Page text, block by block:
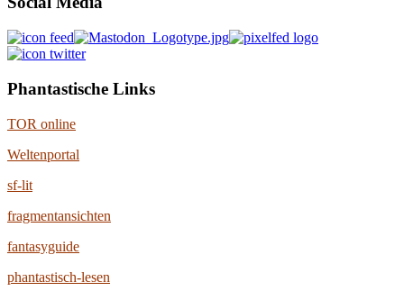
Phantastische Links
TOR online
Weltenportal
sf-lit
fragmentansichten
fantasyguide
phantastisch-lesen